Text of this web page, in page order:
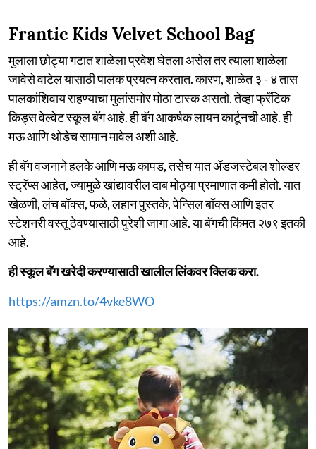
Frantic Kids Velvet School Bag
मुलाला छोट्या गटात शाळेला प्रवेश घेतला असेल तर त्याला शाळेला
जावेसे वाटेल यासाठी पालक प्रयत्न करतात. कारण, शाळेत ३ - ४ तास
पालकांशिवाय राहण्याचा मुलांसमोर मोठा टास्क असतो. तेव्हा फ्रँटिक
किड्स वेल्वेट स्कूल बॅग आहे. ही बॅग आकर्षक लायन कार्टूनची आहे. ही
मऊ आणि थोडेच सामान मावेल अशी आहे.
ही बॅग वजनाने हलके आणि मऊ कापड, तसेच यात ॲडजस्टेबल शोल्डर
स्ट्रॅप्स आहेत, ज्यामुळे खांद्यावरील दाब मोठ्या प्रमाणात कमी होतो. यात
खेळणी, लंच बॉक्स, फळे, लहान पुस्तके, पेन्सिल बॉक्स आणि इतर
स्टेशनरी वस्तू ठेवण्यासाठी पुरेशी जागा आहे. या बॅगची किंमत २७९ इतकी
आहे.
ही स्कूल बॅग खरेदी करण्यासाठी खालील लिंकवर क्लिक करा.
https://amzn.to/4vke8WO